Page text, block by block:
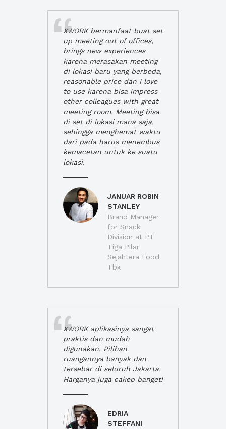
XWORK bermanfaat buat set
up meeting out of offices,
brings new experiences
karena merasakan meeting
di lokasi baru yang berbeda,
reasonable price dan I love
to use karena bisa impress
other colleagues with great
meeting room. Meeting bisa
di set di lokasi mana saja,
sehingga menghemat waktu
dari pada harus menembus
kemacetan untuk ke suatu
lokasi.
JANUAR ROBIN
STANLEY
Brand Manager
for Snack
Division at PT
Tiga Pilar
Sejahtera Food
Tbk
XWORK aplikasinya sangat
praktis dan mudah
digunakan. Pilihan
ruangannya banyak dan
tersebar di seluruh Jakarta.
Harganya juga cakep banget!
EDRIA
STEFFANI